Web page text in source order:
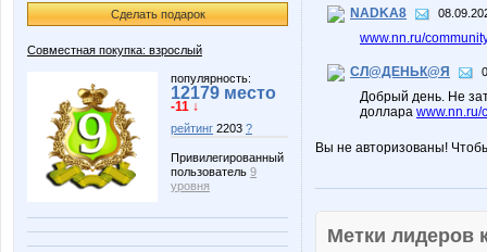
Сделать подарок
Совместная покупка: взрослый
популярность:
12179 место
-11 ↓
рейтинг 2203 ?
Привилегированный
пользователь 9
уровня
NADKA8
www.nn.ru/
СЛ@ДЕНЬК@Я
Добрый день. Не
доллара www.nn.ru/
Вы не авторизованы!
Метки